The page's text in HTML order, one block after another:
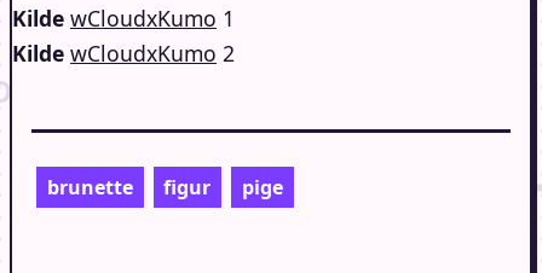
Kilde wCloudxKumo 1
Kilde wCloudxKumo 2
brunette figur pige